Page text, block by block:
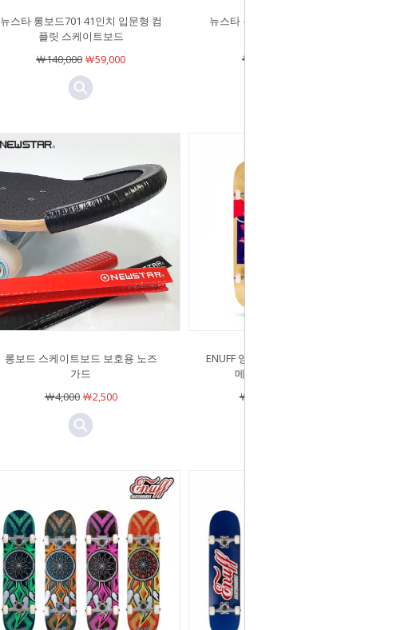
뉴스타 롱보드701 41인치 입문형 컴
플릿 스케이트보드
￦140,000￦59,000
뉴스타 롱보드801 41인치 / 댄싱보
￦150,000
롱보드 스케이트보드 보호용 노즈
가드
￦4,000￦2,500
ENUFF 영국 스케이트보드 컴플리트
메이킹웨이브 31.5인치
￦188,000